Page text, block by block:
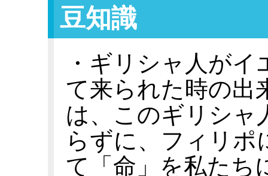
豆知識
・ギリシャ人が
て来られた時の出
は、このギリシャ
らずに、フィリポ
て「命」を私たち